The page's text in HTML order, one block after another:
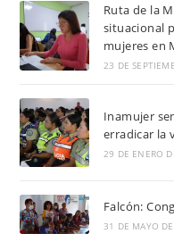
Ruta de la
situacional
mujeres en
23 DE
Inamujer
erradicar la
29 DE ENERO
Falcón:
31 DE MAYO